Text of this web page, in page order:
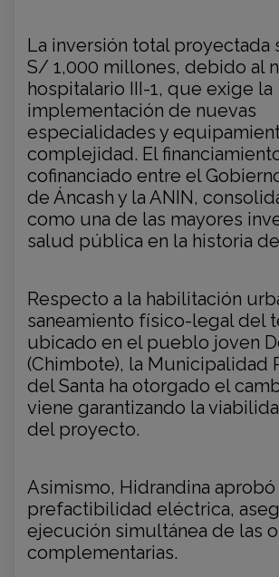
La inversión total proyectada
S/ 1,000 millones, debido al
hospitalario III-1, que exige la
implementación de nuevas
especialidades y
complejidad. El
cofinanciado entre el
de Áncash y la ANIN,
como una de las mayores
salud pública en la historia
Respecto a la habilitación
saneamiento físico-legal del
ubicado en el pueblo joven
(Chimbote), la Municipalidad
del Santa ha otorgado el
viene garantizando la
del proyecto.
Asimismo, Hidrandina aprobó
prefactibilidad eléctrica,
ejecución simultánea de las
complementarias.